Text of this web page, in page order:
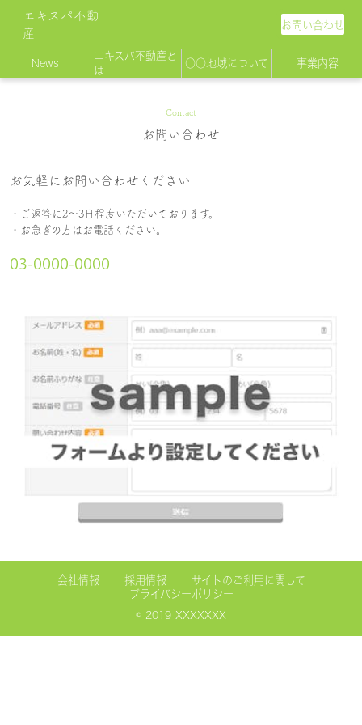
エキスパ不動
産
お問い合わせ
News
エキスパ不動産と
は
○○地域について 事業内容
Contact
お問い合わせ
お気軽にお問い合わせください
・ご返答に2〜3日程度いただいております。
・お急ぎの方はお電話ください。
03-0000-0000
会社情報 採用情報
サイトのご利用に関して
プライバシーポリシー
© 2019 XXXXXXX